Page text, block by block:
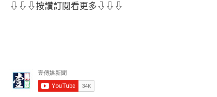
⇩⇩⇩按讚訂閱看更多⇩⇩⇩